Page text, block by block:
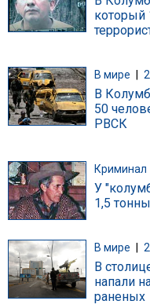
который
В мире
В
50
РВСК
Криминал
У
1,5
В мире
В
напали
раненых